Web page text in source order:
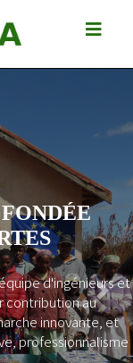
d'ingénieurs et
contribution au
innovante, et
professionnalisme
Next